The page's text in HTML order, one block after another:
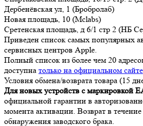
Дербенёвская ул, 1 (Бробролаб)
Новая площадь, 10 (Mclabs)
Сретенская площадь, д 6/1 стр 2 (НБ
Приведен список самых популярных
сервисных центров Apple.
Полный список из более чем 20
доступна только на официальном сайте
Условия обмена/возврата товара (15
Для новых устройств с маркировкой
официальной гарантии в
момента активации. Возврат в
обнаружения заводского брака.